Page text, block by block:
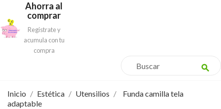
Ahorra al
comprar
Registrate y
acumula con tu
compra
search
Inicio Estética Utensilios
Funda camilla tela
adaptable